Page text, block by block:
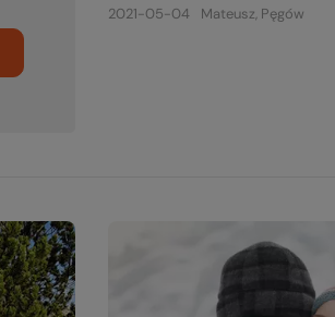
2021-05-04 Mateusz, Pęgów